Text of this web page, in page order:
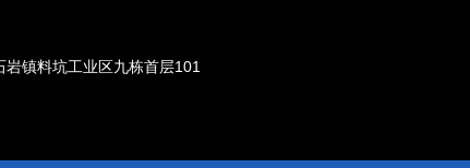
镇料坑工业区九栋首层101